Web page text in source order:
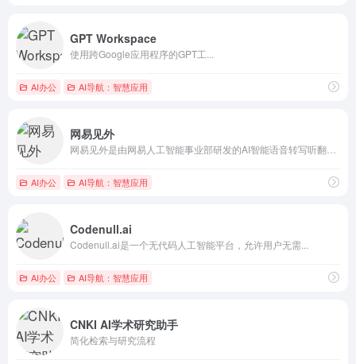
GPT Workspace
使用跨Google应用程序的GPT工...
AI办公 AI导航：智慧应用
网易见外
AI办公 AI导航：智慧应用
Codenull.ai
Codenull.ai是一个无代码人工智能平台，允许用户无需...
AI办公 AI导航：智慧应用
CNKI AI学术研究助手
简化检索与研究流程